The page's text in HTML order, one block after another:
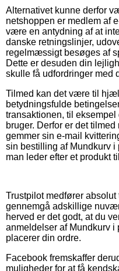
Alternativet kunne derfor
netshoppen er medlem af
være en antydning af at
danske retningslinjer,
regelmæssigt besøges af
Dette er desuden din
skulle få udfordringer med
Tilmed kan det være til
betydningsfulde
transaktionen, til
bruger. Derfor er det
gemmer sin e-mail
sin bestilling af Mundkurv i
man leder efter et produkt
Trustpilot medfører
gennemgå adskillige
herved er det godt, at du
anmeldelser af Mundkurv
placerer din ordre.
Facebook fremskaffer
muligheder for at få